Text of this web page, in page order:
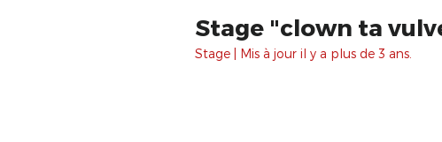
Stage "clown ta
Stage | Mis à jour il y a plus de 3 ans.